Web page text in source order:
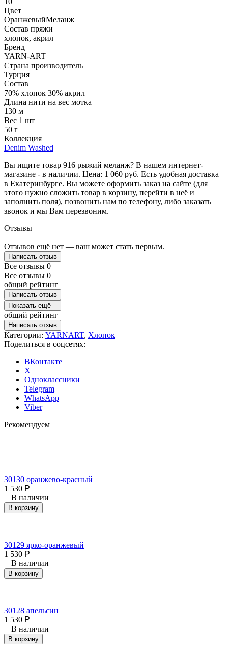
Цвет
ОранжевыйМеланж
Состав пряжи
хлопок, акрил
Бренд
YARN-ART
Страна производитель
Турция
Состав
70% хлопок 30% акрил
Длина нити на вес мотка
130 м
Вес 1 шт
50 г
Коллекция
Denim Washed
Вы ищите товар 916 рыжий меланж? В нашем интернет-
магазине - в наличии. Цена: 1 060 руб. Есть удобная доставка
в Екатеринбурге. Вы можете оформить заказ на сайте (для
этого нужно сложить товар в корзину, перейти в неё и
заполнить поля), позвонить нам по телефону, либо заказать
звонок и мы Вам перезвоним.
Отзывы
Отзывов ещё нет — ваш может стать первым.
Написать отзыв
Все отзывы 0
Все отзывы 0
общий рейтинг
Написать отзыв
Показать ещё
общий рейтинг
Написать отзыв
Категории: YARNART, Хлопок
Поделиться в соцсетях:
ВКонтакте
X
Одноклассники
Telegram
WhatsApp
Viber
Рекомендуем
30130 оранжево-красный
1 530 Р
В наличии
В корзину
30129 ярко-оранжевый
1 530 Р
В наличии
В корзину
30128 апельсин
1 530 Р
В наличии
В корзину